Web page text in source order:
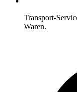
Transport-
Waren.